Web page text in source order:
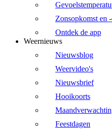
Zonsopkomst en
Ontdek de app
Weernieuws
Nieuwsblog
Weervideo's
Nieuwsbrief
Hooikoorts
Feestdagen